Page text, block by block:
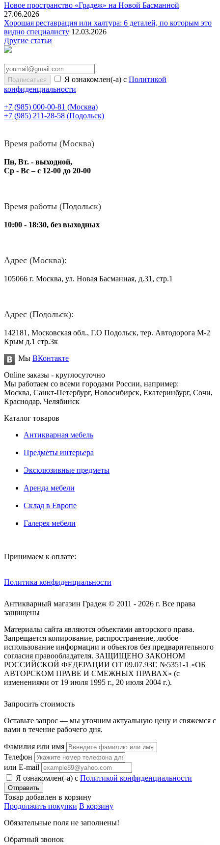
Новое пространство «Градеж» на Новой Басманной
27.06.2026
Хорошая реставрация или халтура: 6 деталей, по которым это
видно специалисту 12.03.2026
Другие статьи
Я ознакомлен(-а) с Политикой
конфиденциальности
+7 (985) 000-00-81 (Москва)
+7 (985) 211-28-58 (Подольск)
Время работы (Москва)
Пн, Вт. - выходной,
Ср - Вс – с 12-00 до 20-00
Время работы (Подольск)
10:00 - 18:30, без выходных
Адрес (Москва):
105066 г. Москва, ул. Новая Басманная, д.31, стр.1
Адрес (Подольск):
142181, Московская обл., Г.О Подольск, тер. Автодорога М-2
Крым д.1 стр.3к
Мы ВКонтакте
Online заказы - круглосуточно
Мы работаем со всеми городами России, например:
Москва, Санкт-Петербург, Новосибирск, Екатеринбург, Сочи,
Краснодар, Челябинск
Каталог товаров
Антикварная мебель
Предметы интерьера
Эксклюзивные предметы
Аренда мебели
Склад в Европе
Галерея мебели
Принимаем к оплате:
Политика конфиденциальности
Антикварный магазин Градеж © 2011 - 2026 г. Все права
защищены
Материалы сайта являются объектами авторского права.
Запрещается копирование, распространение, любое
использование информации и объектов без предварительного
согласия правообладателя. ЗАЩИЩЕНО ЗАКОНОМ
РОССИЙСКОЙ ФЕДЕРАЦИИ ОТ 09.07.93Г. №5351-1 «ОБ
АВТОРСКОМ ПРАВЕ И СМЕЖНЫХ ПРАВАХ» (с
изменениями от 19 июля 1995 г., 20 июля 2004 г.).
Запросить стоимость
Оставьте запрос — мы уточним актуальную цену и свяжемся с
вами в течение рабочего дня.
Фамилия или имя
Телефон
или E-mail
Я ознакомлен(-а) с Политикой конфиденциальности
Товар добавлен в корзину
Продолжить покупки В корзину
Обязательные поля не заполнены!
Обратный звонок